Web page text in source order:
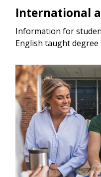
International
Information for
English taught